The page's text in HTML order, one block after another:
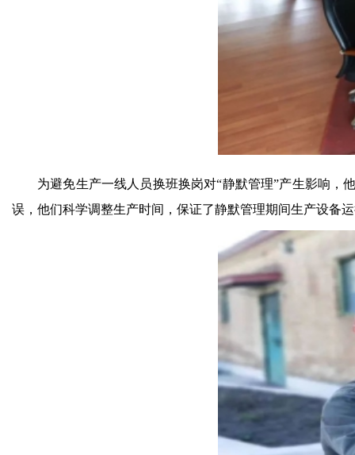
为避免生产一线人员换班换岗对“静默管理”产生影响，
误，他们科学调整生产时间，保证了静默管理期间生产设备